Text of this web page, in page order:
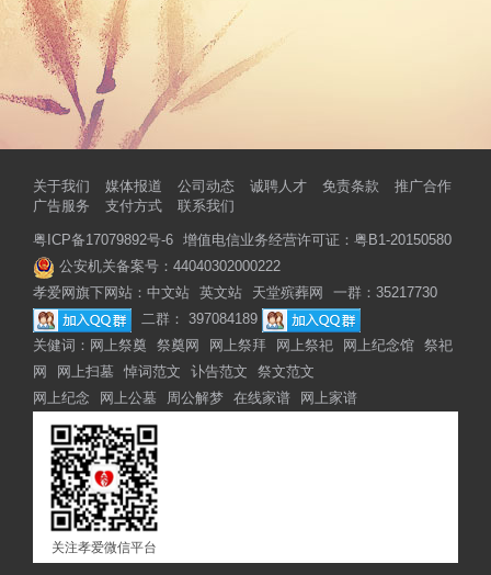
关于我们 媒体报道 公司动态 诚聘人才 免责条款
推广合作
广告服务
支付方式 联系我们
粤ICP备17079892号-6 增值电信业务经营许可证：粤B1-20150580
公安机关备案号：44040302000222
孝爱网旗下网站： 中文站 英文站 天堂殡葬网
一群：35217730
二群： 397084189
关健词： 网上祭奠 祭奠网 网上祭拜 网上祭祀 网上纪念馆 祭祀
网
网上扫墓 悼词范文 讣告范文
祭文范文
网上纪念
网上公墓 周公解梦 在线家谱 网上家谱
关注孝爱微信平台